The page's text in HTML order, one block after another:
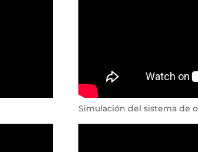
Simulación del sistema de